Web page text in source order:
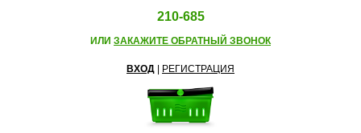
210-685
ИЛИ ЗАКАЖИТЕ ОБРАТНЫЙ ЗВОНОК
ВХОД РЕГИСТРАЦИЯ